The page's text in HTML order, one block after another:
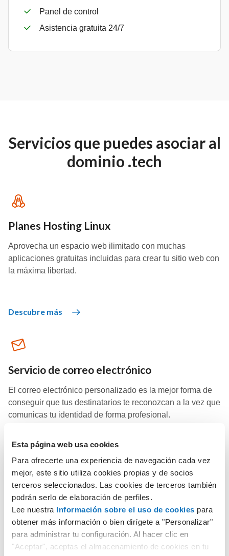
Esta página web usa cookies
Para ofrecerte una experiencia de navegación cada vez
mejor, este sitio utiliza cookies propias y de socios
terceros seleccionados. Las cookies de terceros también
podrán serlo de elaboración de perfiles.
Lee nuestra Información sobre el uso de cookies para
obtener más información o bien dirígete a "Personalizar"
para administrar tu configuración. Al hacer clic en
"Aceptar", aceptas el almacenamiento de cookies en tu
Panel de control
Asistencia gratuita 24/7
Servicios que puedes asociar al
dominio .tech
Planes Hosting Linux
Aprovecha un espacio web ilimitado con muchas
aplicaciones gratuitas incluidas para crear tu sitio web con
la máxima libertad.
Descubre más
Servicio de correo electrónico
El correo electrónico personalizado es la mejor forma de
conseguir que tus destinatarios te reconozcan a la vez que
comunicas tu identidad de forma profesional.
Descubre más
Planes Hosting Windows
Aprovecha un espacio web ilimitado con muchas
herramientas incluidas para crear el sitio web que quieras.